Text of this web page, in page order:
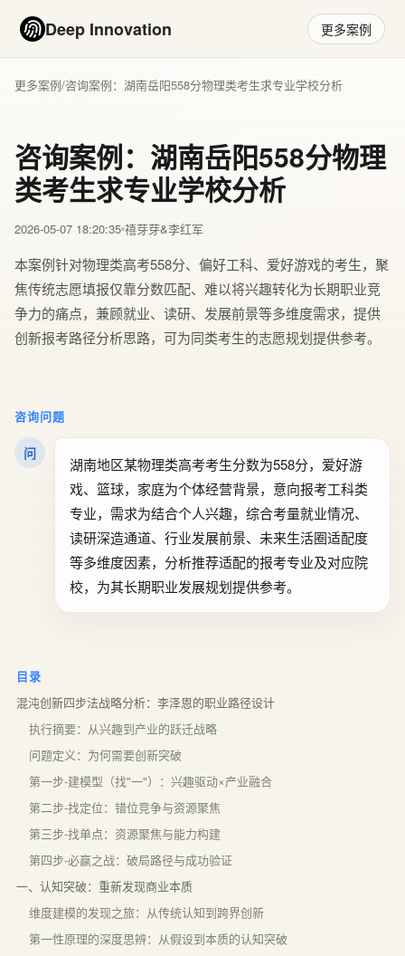
Deep Innovation 更多案例
更多案例/咨询案例：湖南岳阳558分物理类考生求专业学校分析
咨询案例：湖南岳阳558分物理
类考生求专业学校分析
2026-05-07 18:20:35 禧芽芽&李红军
本案例针对物理类高考558分、偏好工科、爱好游戏的考生，聚
焦传统志愿填报仅靠分数匹配、难以将兴趣转化为长期职业竞
争力的痛点，兼顾就业、读研、发展前景等多维度需求，提供
创新报考路径分析思路，可为同类考生的志愿规划提供参考。
咨询问题
问
湖南地区某物理类高考考生分数为558分，爱好游
戏、篮球，家庭为个体经营背景，意向报考工科类
专业，需求为结合个人兴趣，综合考量就业情况、
读研深造通道、行业发展前景、未来生活圈适配度
等多维度因素，分析推荐适配的报考专业及对应院
校，为其长期职业发展规划提供参考。
目录
混沌创新四步法战略分析：李泽恩的职业路径设计
执行摘要：从兴趣到产业的跃迁战略
问题定义：为何需要创新突破
第一步-建模型（找"一"）：兴趣驱动×产业融合
第二步-找定位：错位竞争与资源聚焦
第三步-找单点：资源聚焦与能力构建
第四步-必赢之战：破局路径与成功验证
一、认知突破：重新发现商业本质
维度建模的发现之旅：从传统认知到跨界创新
第一性原理的深度思辨：从假设到本质的认知突破